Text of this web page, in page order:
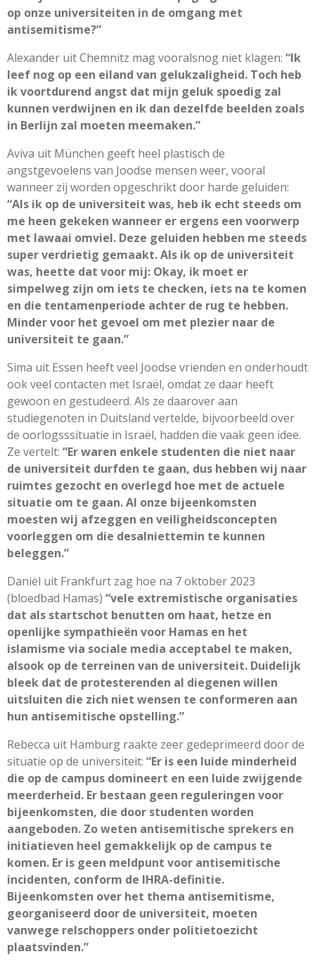
op onze universiteiten in de omgang met
antisemitisme?”
Alexander uit Chemnitz mag vooralsnog niet klagen: “Ik
leef nog op een eiland van gelukzaligheid. Toch heb
ik voortdurend angst dat mijn geluk spoedig zal
kunnen verdwijnen en ik dan dezelfde beelden zoals
in Berlijn zal moeten meemaken.”
Aviva uit München geeft heel plastisch de
angstgevoelens van Joodse mensen weer, vooral
wanneer zij worden opgeschrikt door harde geluiden:
“Als ik op de universiteit was, heb ik echt steeds om
me heen gekeken wanneer er ergens een voorwerp
met lawaai omviel. Deze geluiden hebben me steeds
super verdrietig gemaakt. Als ik op de universiteit
was, heette dat voor mij: Okay, ik moet er
simpelweg zijn om iets te checken, iets na te komen
en die tentamenperiode achter de rug te hebben.
Minder voor het gevoel om met plezier naar de
universiteit te gaan.”
Sima uit Essen heeft veel Joodse vrienden en onderhoudt
ook veel contacten met Israël, omdat ze daar heeft
gewoon en gestudeerd. Als ze daarover aan
studiegenoten in Duitsland vertelde, bijvoorbeeld over
de oorlogsssituatie in Israël, hadden die vaak geen idee.
Ze vertelt: “Er waren enkele studenten die niet naar
de universiteit durfden te gaan, dus hebben wij naar
ruimtes gezocht en overlegd hoe met de actuele
situatie om te gaan. Al onze bijeenkomsten
moesten wij afzeggen en veiligheidsconcepten
voorleggen om die desalniettemin te kunnen
beleggen.”
Daniël uit Frankfurt zag hoe na 7 oktober 2023
(bloedbad Hamas) “vele extremistische organisaties
dat als startschot benutten om haat, hetze en
openlijke sympathieën voor Hamas en het
islamisme via sociale media acceptabel te maken,
alsook op de terreinen van de universiteit. Duidelijk
bleek dat de protesterenden al diegenen willen
uitsluiten die zich niet wensen te conformeren aan
hun antisemitische opstelling.”
Rebecca uit Hamburg raakte zeer gedeprimeerd door de
situatie op de universiteit: “Er is een luide minderheid
die op de campus domineert en een luide zwijgende
meerderheid. Er bestaan geen reguleringen voor
bijeenkomsten, die door studenten worden
aangeboden. Zo weten antisemitische sprekers en
initiatieven heel gemakkelijk op de campus te
komen. Er is geen meldpunt voor antisemitische
incidenten, conform de IHRA-definitie.
Bijeenkomsten over het thema antisemitisme,
georganiseerd door de universiteit, moeten
vanwege relschoppers onder politietoezicht
plaatsvinden.”